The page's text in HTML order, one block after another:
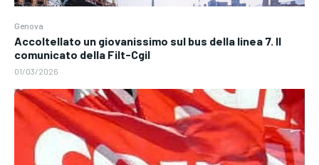
Genova
Accoltellato un giovanissimo sul bus della linea 7. Il
comunicato della Filt-Cgil
01/03/2026